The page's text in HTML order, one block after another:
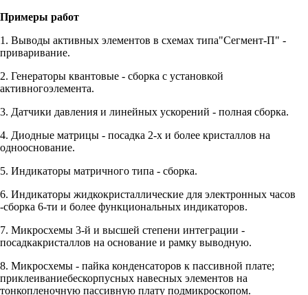
Примеры работ
1. Выводы активных элементов в схемах типа"Сегмент-П" -
приваривание.
2. Генераторы квантовые - сборка с установкой
активногоэлемента.
3. Датчики давления и линейных ускорений - полная сборка.
4. Диодные матрицы - посадка 2-х и более кристаллов на
однооснование.
5. Индикаторы матричного типа - сборка.
6. Индикаторы жидкокристаллические для электронных часов
-сборка 6-ти и более функциональных индикаторов.
7. Микросхемы 3-й и высшей степени интеграции -
посадкакристаллов на основание и рамку выводную.
8. Микросхемы - пайка конденсаторов к пассивной плате;
приклеиваниебескорпусных навесных элементов на
тонкопленочную пассивную плату подмикроскопом.